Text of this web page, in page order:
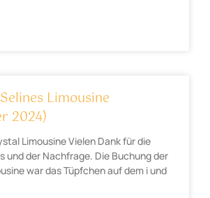
Limousine
2024)
Limousine Vielen Dank für die
und der Nachfrage. Die Buchung der
war das Tüpfchen auf dem i und